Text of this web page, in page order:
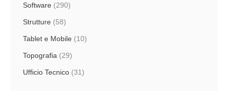
Software (290)
Strutture (58)
Tablet e Mobile (10)
Topografia (29)
Ufficio Tecnico (31)